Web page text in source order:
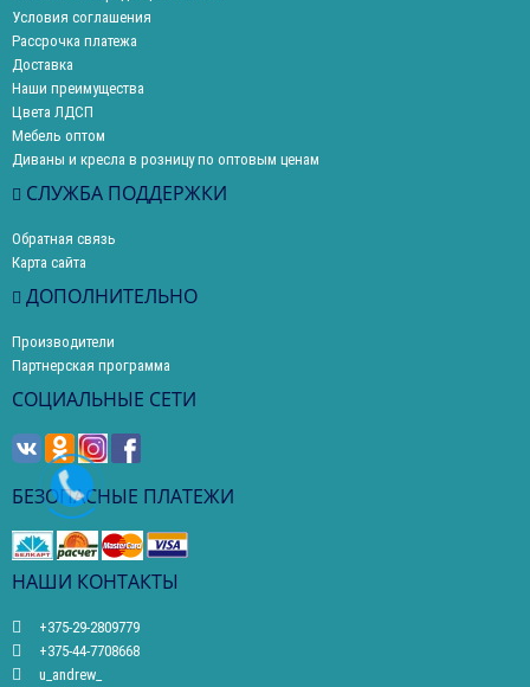
Условия соглашения
Рассрочка платежа
Доставка
Наши преимущества
Цвета ЛДСП
Мебель оптом
Диваны и кресла в розницу по оптовым ценам
СЛУЖБА ПОДДЕРЖКИ
Обратная связь
Карта сайта
ДОПОЛНИТЕЛЬНО
Производители
Партнерская программа
СОЦИАЛЬНЫЕ СЕТИ
БЕЗОПАСНЫЕ ПЛАТЕЖИ
НАШИ КОНТАКТЫ
+375-29-2809779
+375-44-7708668
u_andrew_